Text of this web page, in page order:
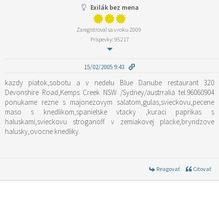
Exilák bez mena
Zaregistroval sa v roku 2009
Príspevky: 95217
15/02/2005 9:43
kazdy piatok,sobotu a v nedelu Blue Danube restaurant 320
Devonshire Road,Kemps Creek NSW /Sydney/austrralia tel.96060904
ponukame rezne s majonezovym salatom,gulas,svieckovu,pecene
maso s knedlikom,spanielske vtacky ,kuraci paprikas s
haluskami,svieckovu stroganoff v zemiakovej placke,bryndzove
halusky,ovocne knedliky.
Reagovať Citovať